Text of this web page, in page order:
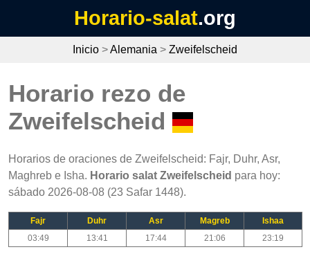
Horario-salat.org
Inicio >Alemania > Zweifelscheid
Horario rezo de
Zweifelscheid
Horarios de oraciones de Zweifelscheid: Fajr, Duhr, Asr,
Maghreb e Isha. Horario salat Zweifelscheid para hoy:
sábado 2026-08-08 (23 Safar 1448).
Fajr Duhr Asr Magreb
Ishaa
03:49
13:41 17:44 21:06 23:19